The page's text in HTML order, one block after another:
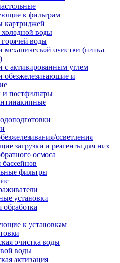
к фильтрам
картриджей
воды
воды
механической очистки (нитка,
с активированным углем
обезжелезивающие и
постфильтры
осветления
загрузки и реагенты для них
осмоса
фильтры
установки
к установкам
очистка воды
воды
активация